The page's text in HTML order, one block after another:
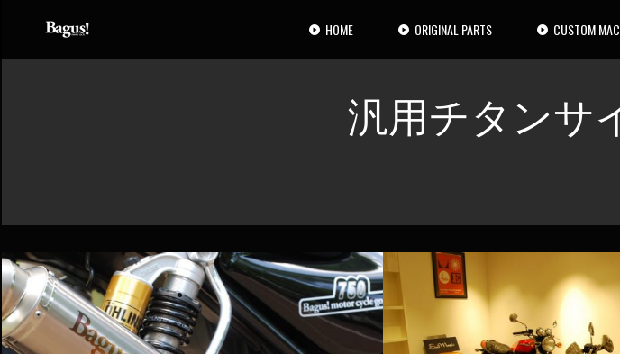
ン
ー
HOME ORIGINAL PARTS CUSTOM
汎用チタンサ